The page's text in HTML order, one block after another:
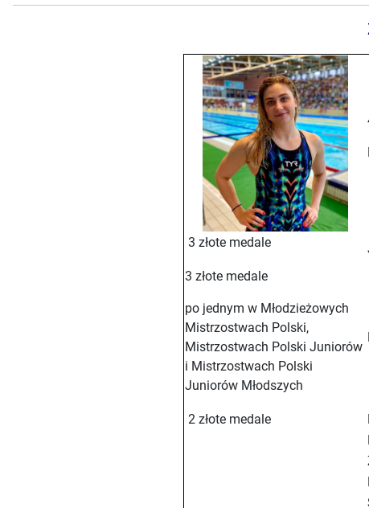
3 złote medale
3 złote medale
po jednym w Młodzieżowych
Mistrzostwach Polski,
Mistrzostwach Polski Juniorów
i Mistrzostwach Polski
Juniorów Młodszych
2 złote medale